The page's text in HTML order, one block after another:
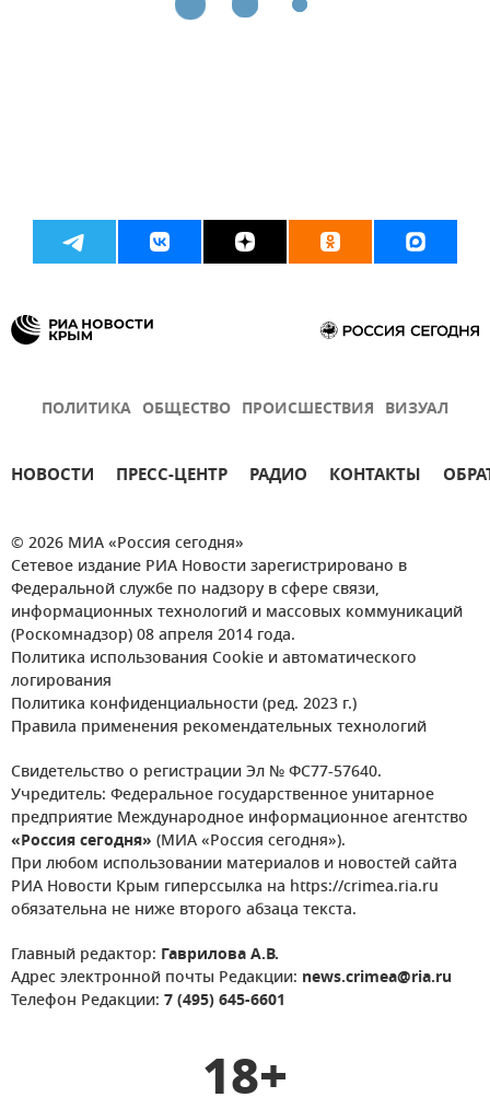
ПОЛИТИКА ОБЩЕСТВО ПРОИСШЕСТВИЯ ВИЗУАЛ
НОВОСТИ ПРЕСС-ЦЕНТР РАДИО КОНТАКТЫ
© 2026 МИА «Россия сегодня»
Сетевое издание РИА Новости зарегистрировано в
Федеральной службе по надзору в сфере связи,
информационных технологий и массовых коммуникаций
(Роскомнадзор) 08 апреля 2014 года.
Политика использования Cookie и автоматического
логирования
Политика конфиденциальности (ред. 2023 г.)
Правила применения рекомендательных технологий
Свидетельство о регистрации Эл № ФС77-57640.
Учредитель: Федеральное государственное унитарное
предприятие Международное информационное агентство
«Россия сегодня» (МИА «Россия сегодня»).
При любом использовании материалов и новостей сайта
РИА Новости Крым гиперссылка на https://crimea.ria.ru
обязательна не ниже второго абзаца текста.
Главный редактор: Гаврилова А.В.
Адрес электронной почты Редакции: news.crimea@ria.ru
Телефон Редакции: 7 (495) 645-6601
18+